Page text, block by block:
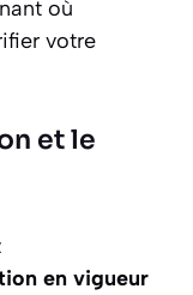
où
votre
et le
en vigueur